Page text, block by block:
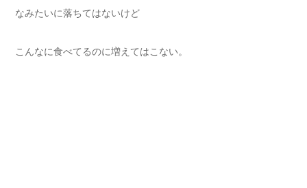
なみたいに落ちてはないけど
こんなに食べてるのに増えてはこない。